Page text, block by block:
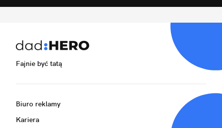
Fajnie być tatą
Biuro reklamy
Kariera